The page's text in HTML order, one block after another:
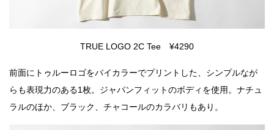
TRUE LOGO 2C Tee ¥4290
前面にトゥルーロゴをバイカラーでプリントした、シンプルなが
らも表現力のある1枚。ジャパンフィットのボディを使用。ナチュ
ラルのほか、ブラック、チャコールのカラバリもあり。